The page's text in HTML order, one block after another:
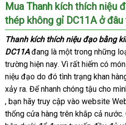
trên
thế
giới.
Mua Thanh kích thích niệu
thép không gỉ DC11A ở
Thanh kích thích niệu đạo bằng
DC11Ađang là một trong mua
hàng
những
trường ở
đâu
tốt
hiện naycó
nên
chọn
. Vì đặt
hàng
rất hiếm có
niệu đạo do đó tình trạng khan
xảy ramới
nhất
. Để nhanh chóng tậu cho
nổi
tiếng
, bạn hãy truy cập vào website
thống cửa hàng trên khắp cả nước.